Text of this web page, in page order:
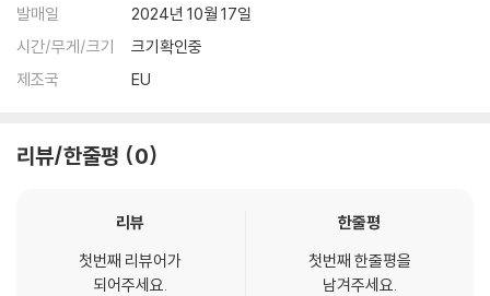
※ 반품/교환 안내
1) 불량으로 인한 반품/교환 요청 시에는 불량 확인을 위해 개봉 시의 동영
관련 사진과 동영상 및 재생 기기 모델명을 첨부하여 첨부하여 고객센터에
가 어려우므로 신중한 구매를 부탁드립니다.
발매일
2024년 10월 17일
시간/무게/크기
크기확인중
제조국
EU
리뷰/한줄평 0
리뷰
첫번째 리뷰어가
되어주세요.
한줄평
첫번째 한줄평을
남겨주세요.